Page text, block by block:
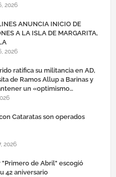
2026
ANUNCIA INICIO DE
2026
ratifica su militancia en AD,
de Ramos Allup a Barinas y
un «optimismo
Cataratas son operados
2026
"Primero de Abril" escogió
42 aniversario